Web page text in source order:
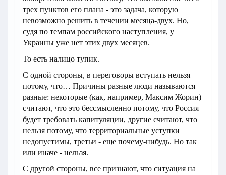
трех пунктов его плана - это задача, которую
невозможно решить в течении месяца-двух. Но,
судя по темпам российского наступления, у
Украины уже нет этих двух месяцев.
То есть налицо тупик.
С одной стороны, в переговоры вступать нельзя
потому, что… Причины разные люди называются
разные: некоторые (как, например, Максим Жорин)
считают, что это бессмысленно потому, что Россия
будет требовать капитуляции, другие считают, что
нельзя потому, что территориальные уступки
недопустимы, третьи - еще почему-нибудь. Но так
или иначе - нельзя.
С другой стороны, все признают, что ситуация на